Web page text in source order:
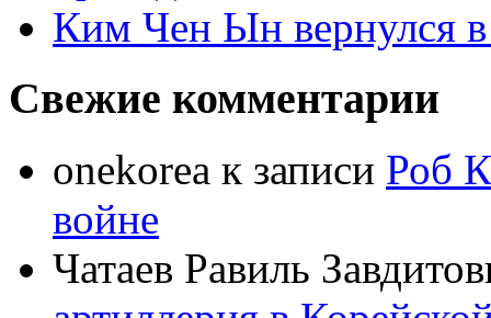
Ким Чен Ын вернулся
Свежие комментарии
onekorea к записи Роб
войне
Чатаев Равиль